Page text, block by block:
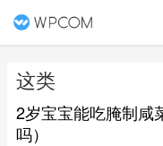
这类
2岁宝宝能吃腌制咸
吗）